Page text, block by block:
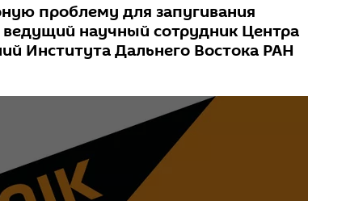
проблему для запугивания
ведущий научный сотрудник Центра
Института Дальнего Востока РАН